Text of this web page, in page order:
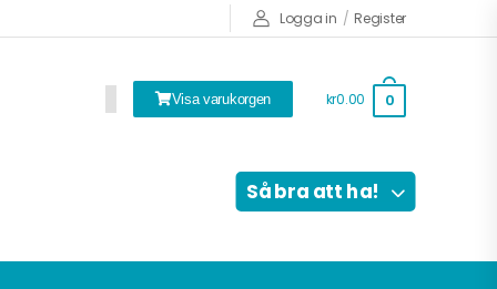
Logga in / Register
Visa varukorgen kr0.00 0
Så bra att ha!